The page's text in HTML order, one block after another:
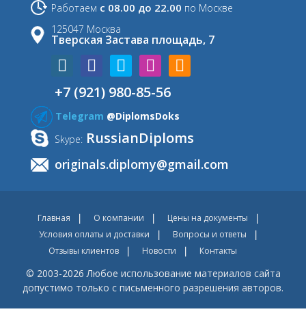
Работаем с 08.00 до 22.00 по Москве
125047 Москва
Тверская Застава площадь, 7
+7 (921) 980-85-56
Telegram @DiplomsDoks
Skype: RussianDiploms
originals.diplomy@gmail.com
Главная О компании
Цены на документы
Условия оплаты и доставки
Вопросы и ответы
Отзывы клиентов
Новости Контакты
© 2003-2026 Любое использование материалов сайта
допустимо только с письменного разрешения авторов.